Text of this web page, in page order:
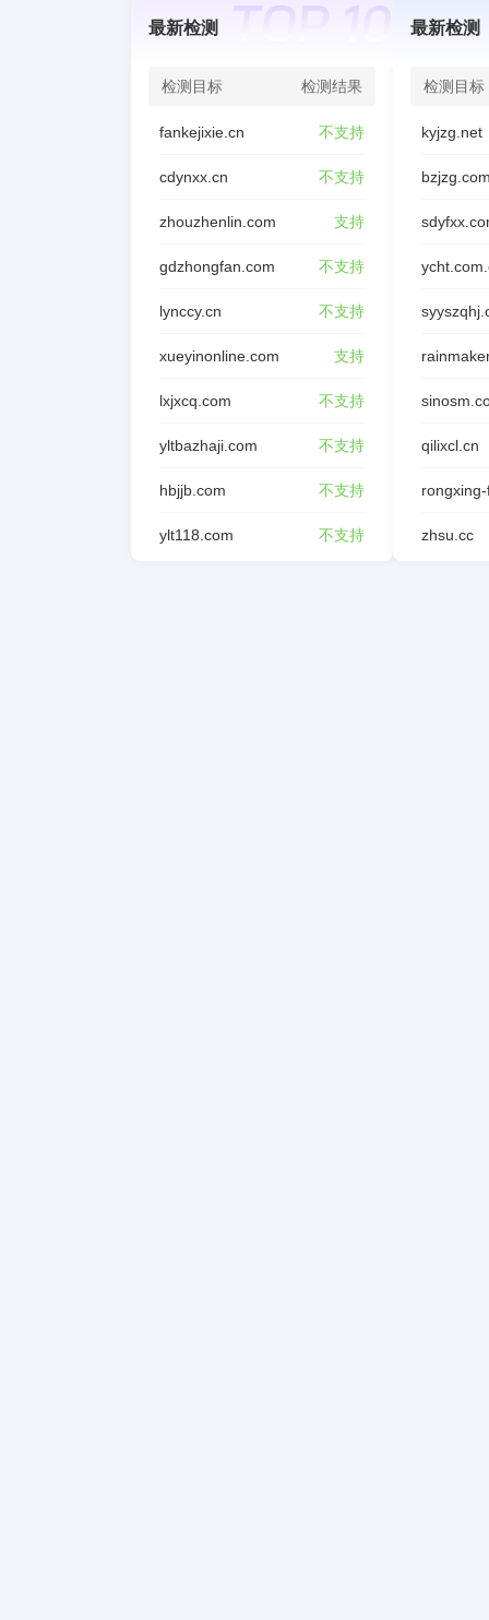
最新检测
检测目标 检测结果
fankejixie.cn 不支持
cdynxx.cn 不支持
zhouzhenlin.com 支持
gdzhongfan.com 不支持
lynccy.cn 不支持
xueyinonline.com 支持
lxjxcq.com 不支持
yltbazhaji.com 不支持
hbjjb.com 不支持
ylt118.com 不支持
最新检测
检测目标
kyjzg.net
qilixcl.cn
zhsu.cc